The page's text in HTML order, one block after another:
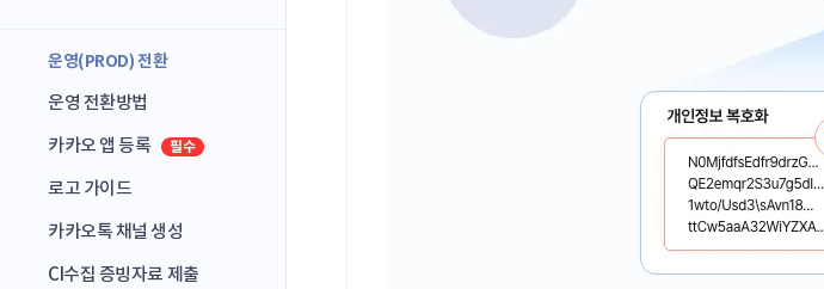
운영(PROD) 전환
운영 전환방법
카카오 앱 등록
로고 가이드
카카오톡 채널 생성
CI수집 증빙자료 제출